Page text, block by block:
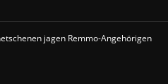
jagen Remmo-Angehörigen